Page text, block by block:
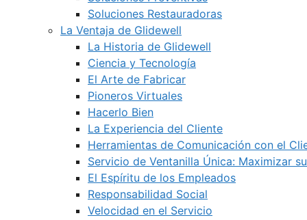
Soluciones Restauradoras
La Ventaja de Glidewell
La Historia de Glidewell
Ciencia y Tecnología
El Arte de Fabricar
Pioneros Virtuales
Hacerlo Bien
La Experiencia del Cliente
Herramientas de Comunicación con el
Servicio de Ventanilla Única: Maximizar
El Espíritu de los Empleados
Responsabilidad Social
Velocidad en el Servicio